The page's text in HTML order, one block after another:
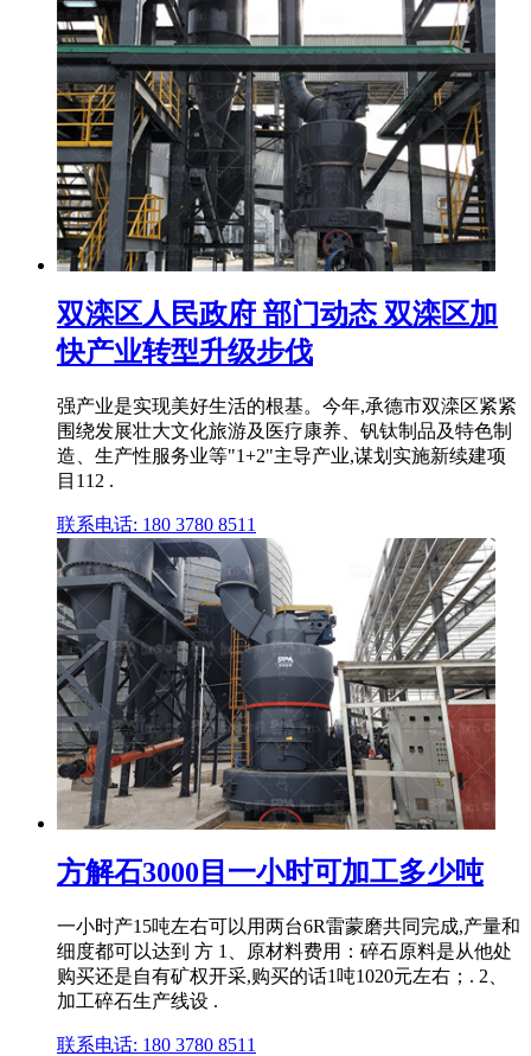
双滦区人民政府 部门动态 双滦区加
快产业转型升级步伐
强产业是实现美好生活的根基。今年,承德市双滦区紧紧
围绕发展壮大文化旅游及医疗康养、钒钛制品及特色制
造、生产性服务业等"1+2"主导产业,谋划实施新续建项
目112 .
联系电话: 180 3780 8511
方解石3000目一小时可加工多少吨
一小时产15吨左右可以用两台6R雷蒙磨共同完成,产量和
细度都可以达到 方 1、原材料费用：碎石原料是从他处
购买还是自有矿权开采,购买的话1吨1020元左右；. 2、
加工碎石生产线设 .
联系电话: 180 3780 8511